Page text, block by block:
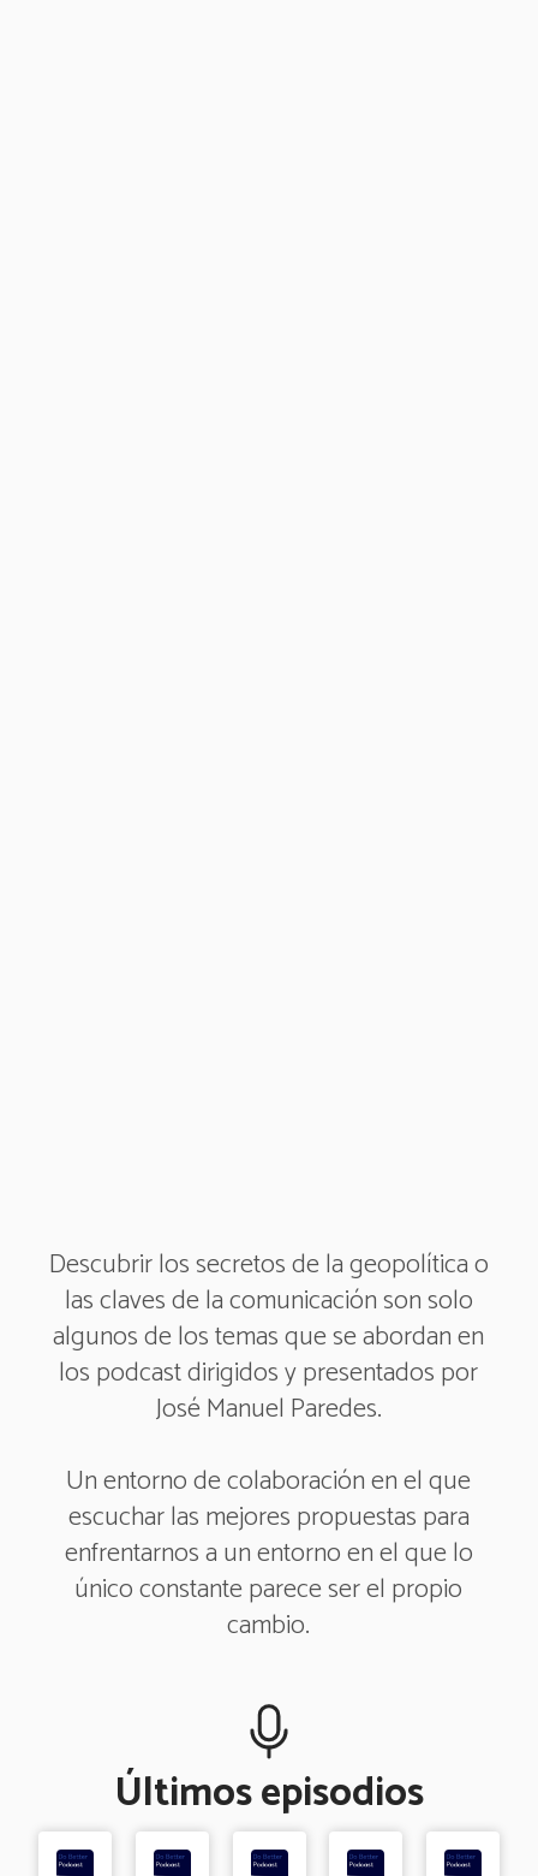
Descubrir los secretos de la geopolítica o
las claves de la comunicación son solo
algunos de los temas que se abordan en
los podcast dirigidos y presentados por
José Manuel Paredes.
Un entorno de colaboración en el que
escuchar las mejores propuestas para
enfrentarnos a un entorno en el que lo
único constante parece ser el propio
cambio.
Últimos episodios